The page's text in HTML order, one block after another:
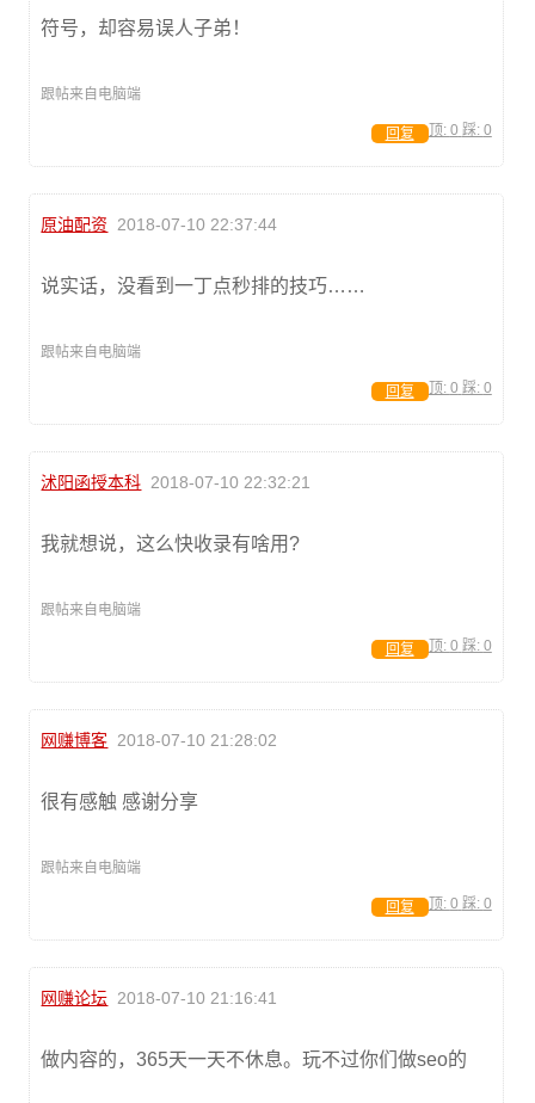
符号，却容易误人子弟！
跟帖来自电脑端
顶: 0 踩: 0
回复
原油配资 2018-07-10 22:37:44
说实话，没看到一丁点秒排的技巧……
跟帖来自电脑端
顶: 0 踩: 0
回复
沭阳函授本科 2018-07-10 22:32:21
我就想说，这么快收录有啥用?
跟帖来自电脑端
顶: 0 踩: 0
回复
网赚博客 2018-07-10 21:28:02
很有感触 感谢分享
跟帖来自电脑端
顶: 0 踩: 0
回复
网赚论坛 2018-07-10 21:16:41
做内容的，365天一天不休息。玩不过你们做seo的